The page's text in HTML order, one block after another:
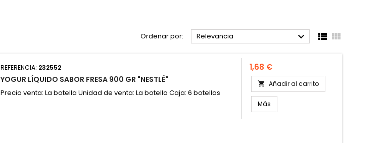
Ordenar por: Relevancia   
REFERENCIA: 232552
YOGUR LÍQUIDO SABOR FRESA 900 GR "NESTLÉ"
Precio venta: La botella Unidad de venta: La botella Caja: 6 botellas
Precio
1,68 €
 Añadir al carrito
Más